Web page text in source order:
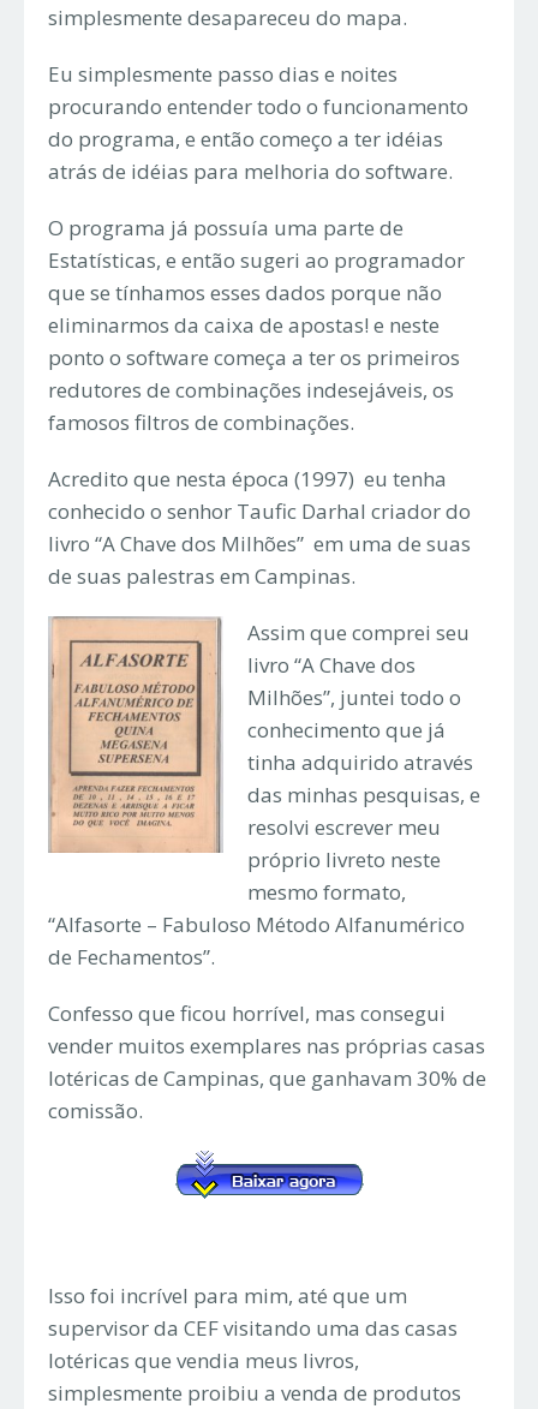
simplesmente desapareceu do mapa.
Eu simplesmente passo dias e noites
procurando entender todo o funcionamento
do programa, e então começo a ter idéias
atrás de idéias para melhoria do software.
O programa já possuía uma parte de
Estatísticas, e então sugeri ao programador
que se tínhamos esses dados porque não
eliminarmos da caixa de apostas! e neste
ponto o software começa a ter os primeiros
redutores de combinações indesejáveis, os
famosos filtros de combinações.
Acredito que nesta época (1997) eu tenha
conhecido o senhor Taufic Darhal criador do
livro “A Chave dos Milhões” em uma de suas
de suas palestras em Campinas.
Assim que comprei seu
livro “A Chave dos
Milhões”, juntei todo o
conhecimento que já
tinha adquirido através
das minhas pesquisas, e
resolvi escrever meu
próprio livreto neste
mesmo formato,
“Alfasorte – Fabuloso Método Alfanumérico
de Fechamentos”.
Confesso que ficou horrível, mas consegui
vender muitos exemplares nas próprias casas
lotéricas de Campinas, que ganhavam 30% de
comissão.
Isso foi incrível para mim, até que um
supervisor da CEF visitando uma das casas
lotéricas que vendia meus livros,
simplesmente proibiu a venda de produtos